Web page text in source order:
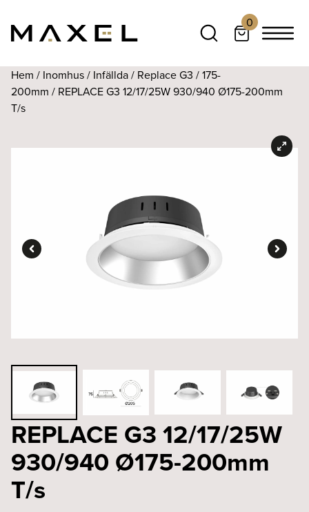
0
Hem / Inomhus/ Infällda/ Replace G3 /175-
200mm / REPLACE G3 12/17/25W 930/940 Ø175-200mm
T/s
REPLACE G3 12/17/25W
930/940 Ø175-200mm
T/s